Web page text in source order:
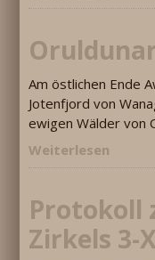
Am östlichen Ende
Jotenfjord von
ewigen Wälder von
Weiterlesen
Protokoll
Zirkels 3-